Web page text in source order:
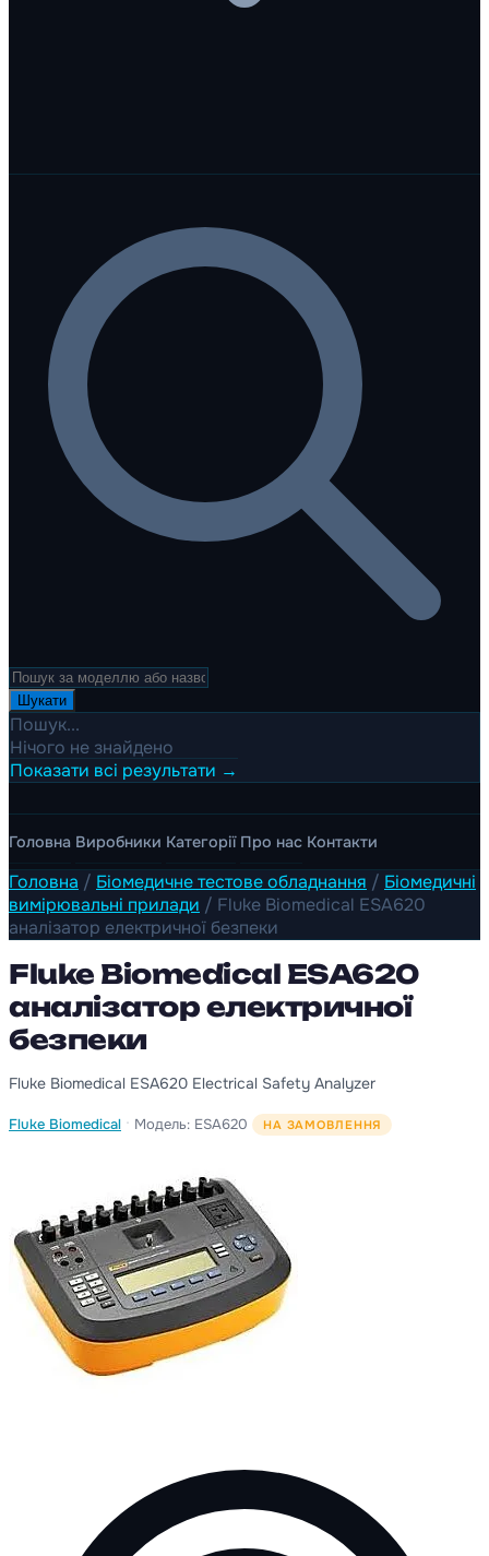
Шукати
Пошук...
Нічого не знайдено
Показати всі результати →
Головна Виробники Категорії Про нас Контакти
Головна / Біомедичне тестове обладнання / Біомедичні
вимірювальні прилади / Fluke Biomedical ESA620
аналізатор електричної безпеки
Fluke Biomedical ESA620
аналізатор електричної
безпеки
Fluke Biomedical ESA620 Electrical Safety Analyzer
Fluke Biomedical · Модель: ESA620 НА ЗАМОВЛЕННЯ